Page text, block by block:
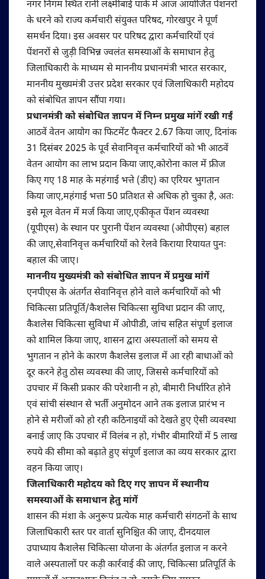
नगर निगम स्थित रानी लक्ष्मीबाई पार्क में आज आयोजित पेंशनरों
के धरने को राज्य कर्मचारी संयुक्त परिषद, गोरखपुर ने पूर्ण
समर्थन दिया। इस अवसर पर परिषद द्वारा कर्मचारियों एवं
पेंशनरों से जुड़ी विभिन्न ज्वलंत समस्याओं के समाधान हेतु
जिलाधिकारी के माध्यम से माननीय प्रधानमंत्री भारत सरकार,
माननीय मुख्यमंत्री उत्तर प्रदेश सरकार एवं जिलाधिकारी महोदय
को संबोधित ज्ञापन सौंपा गया।
प्रधानमंत्री को संबोधित ज्ञापन में निम्न प्रमुख मांगें रखी गईं
आठवें वेतन आयोग का फिटमेंट फैक्टर 2.67 किया जाए, दिनांक
31 दिसंबर 2025 के पूर्व सेवानिवृत्त कर्मचारियों को भी आठवें
वेतन आयोग का लाभ प्रदान किया जाए,कोरोना काल में फ्रीज
किए गए 18 माह के महंगाई भत्ते (डीए) का एरियर भुगतान
किया जाए,महंगाई भत्ता 50 प्रतिशत से अधिक हो चुका है, अतः
इसे मूल वेतन में मर्ज किया जाए,एकीकृत पेंशन व्यवस्था
(यूपीएस) के स्थान पर पुरानी पेंशन व्यवस्था (ओपीएस) बहाल
की जाए,सेवानिवृत्त कर्मचारियों को रेलवे किराया रियायत पुनः
बहाल की जाए।
माननीय मुख्यमंत्री को संबोधित ज्ञापन में प्रमुख मांगें
एनपीएस के अंतर्गत सेवानिवृत्त होने वाले कर्मचारियों को भी
चिकित्सा प्रतिपूर्ति/कैशलेस चिकित्सा सुविधा प्रदान की जाए,
कैशलेस चिकित्सा सुविधा में ओपीडी, जांच सहित संपूर्ण इलाज
को शामिल किया जाए, शासन द्वारा अस्पतालों को समय से
भुगतान न होने के कारण कैशलेस इलाज में आ रही बाधाओं को
दूर करने हेतु ठोस व्यवस्था की जाए, जिससे कर्मचारियों को
उपचार में किसी प्रकार की परेशानी न हो, बीमारी निर्धारित होने
एवं सांची संस्थान से भर्ती अनुमोदन आने तक इलाज प्रारंभ न
होने से मरीजों को हो रही कठिनाइयों को देखते हुए ऐसी व्यवस्था
बनाई जाए कि उपचार में विलंब न हो, गंभीर बीमारियों में 5 लाख
रुपये की सीमा को बढ़ाते हुए संपूर्ण इलाज का व्यय सरकार द्वारा
वहन किया जाए।
जिलाधिकारी महोदय को दिए गए ज्ञापन में स्थानीय
समस्याओं के समाधान हेतु मांगें
शासन की मंशा के अनुरूप प्रत्येक माह कर्मचारी संगठनों के साथ
जिलाधिकारी स्तर पर वार्ता सुनिश्चित की जाए, दीनदयाल
उपाध्याय कैशलेस चिकित्सा योजना के अंतर्गत इलाज न करने
वाले अस्पतालों पर कड़ी कार्रवाई की जाए, चिकित्सा प्रतिपूर्ति के